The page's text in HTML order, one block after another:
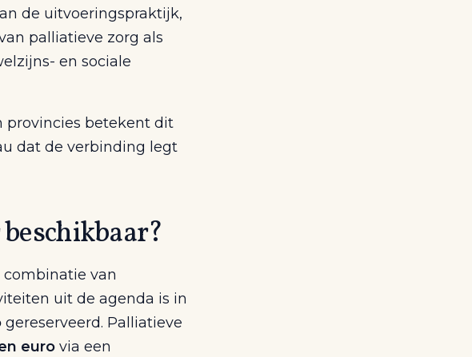
de uitvoeringspraktijk,
palliatieve zorg als
en sociale
provincies betekent dit
dat de verbinding legt
van
uit de agenda is in
gereserveerd. Palliatieve
euro via een